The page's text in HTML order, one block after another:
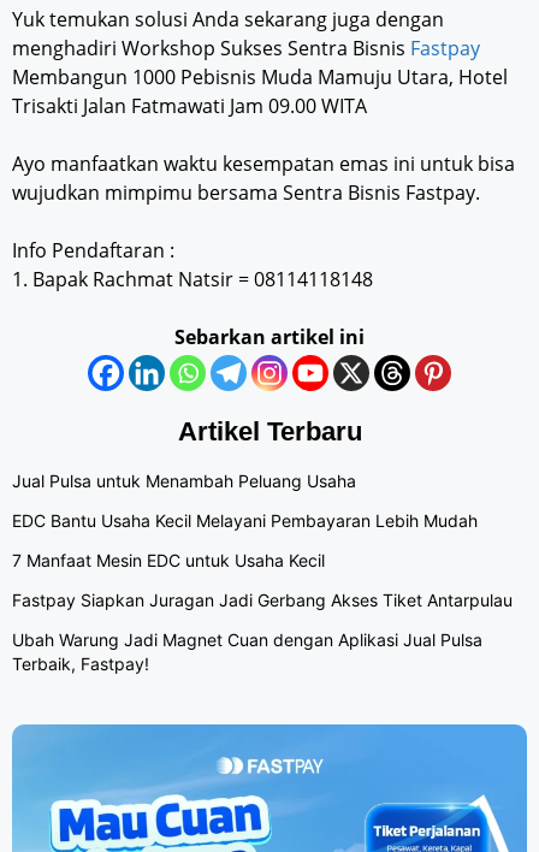
Yuk temukan solusi Anda sekarang juga dengan
menghadiri Workshop Sukses Sentra Bisnis Fastpay
Membangun 1000 Pebisnis Muda Mamuju Utara, Hotel
Trisakti Jalan Fatmawati Jam 09.00 WITA
Ayo manfaatkan waktu kesempatan emas ini untuk bisa
wujudkan mimpimu bersama Sentra Bisnis Fastpay.
Info Pendaftaran :
1. Bapak Rachmat Natsir = 08114118148
Sebarkan artikel ini
Artikel Terbaru
Jual Pulsa untuk Menambah Peluang Usaha
EDC Bantu Usaha Kecil Melayani Pembayaran Lebih Mudah
7 Manfaat Mesin EDC untuk Usaha Kecil
Fastpay Siapkan Juragan Jadi Gerbang Akses Tiket Antarpulau
Ubah Warung Jadi Magnet Cuan dengan Aplikasi Jual Pulsa
Terbaik, Fastpay!